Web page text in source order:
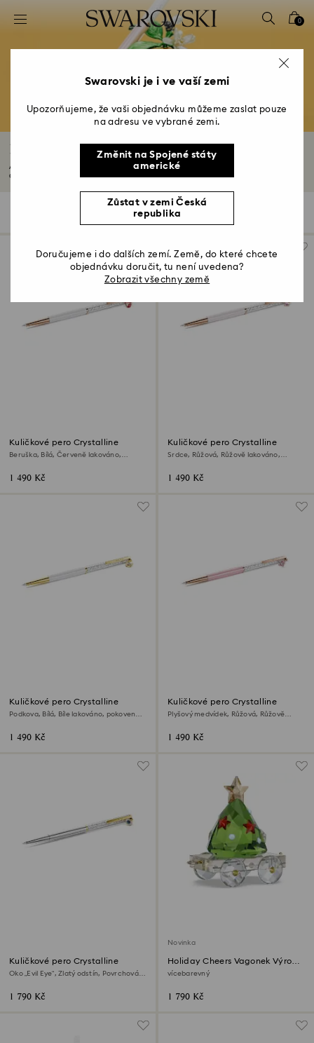
Seznam přístupových kódů
4 – Výsledky vyhledávání
0
Narozeninové dárky
Ať je letos jejich den obzvláště mimořádný díky křišťálovým narozeninovým
dárkům...
Filtr
Filtr
podle
Kuličkové pero Crystalline
Beruška, Bílá, Červeně lakováno,
1 490 Kč
Kuličkové pero Crystalline
Srdce, Růžová, Růžově lakováno,
1 490 Kč
Kuličkové pero Crystalline
Podkova, Bílá, Bíle lakováno, pokoveno
1 490 Kč
Kuličkové pero Crystalline
Plyšový medvídek, Růžová, Růžově
1 490 Kč
Kuličkové pero Crystalline
Oko „Evil Eye“, Zlatý odstín, Povrchová
1 790 Kč
Novinka
Holiday Cheers Vagonek Výroční
edice 2026
vícebarevný
1 790 Kč
Swarovski je i ve vaší zemi
Upozorňujeme, že vaši objednávku můžeme zaslat pouze
na adresu ve vybrané zemi.
Změnit na Spojené státy
americké
Zůstat v zemi Česká
republika
Doručujeme i do dalších zemí. Země, do které chcete
objednávku doručit, tu není uvedena?
Zobrazit všechny země